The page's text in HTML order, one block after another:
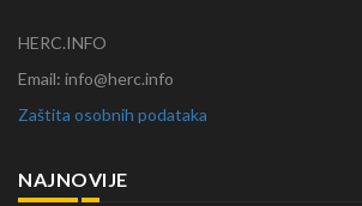
HERC.INFO
Email: info@herc.info
Zaštita osobnih podataka
NAJNOVIJE